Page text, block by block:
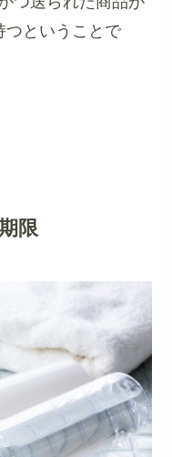
つということで
限